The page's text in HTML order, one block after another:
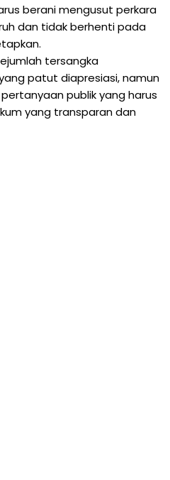
berani mengusut perkara
dan tidak berhenti pada
tersangka
patut diapresiasi, namun
publik yang harus
yang transparan dan